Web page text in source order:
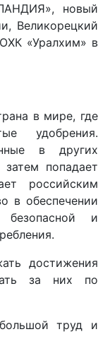
новый
Великорецкий
«Уралхим» в
в мире, где
удобрения.
в других
попадает
российским
в обеспечении
безопасной и
достижения
за них по
труд и